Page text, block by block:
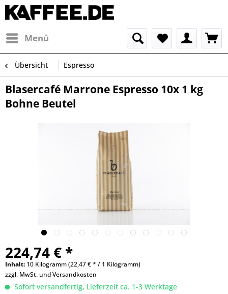
Menü
Übersicht Espresso
Blasercafé Marrone Espresso 10x 1 kg
Bohne Beutel
224,74 € *
Inhalt: 10 Kilogramm (22,47 € * / 1 Kilogramm)
zzgl. MwSt. undVersandkosten
Sofort versandfertig, Lieferzeit ca. 1-3 Werktage